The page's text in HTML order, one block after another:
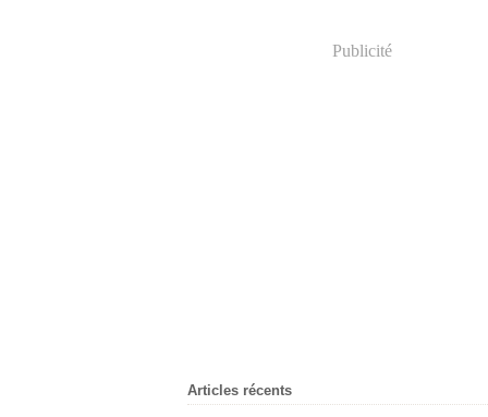
Publicité
Articles récents